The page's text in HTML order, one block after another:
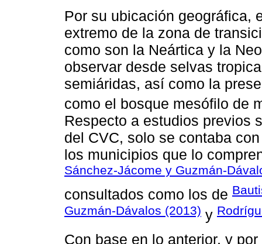
Por su ubicación geográfica,
extremo de la zona de
como son la Neártica y la
observar desde selvas
semiáridas, así como la
como el bosque mesófilo de
Respecto a estudios previos
del CVC, solo se contaba
los municipios que lo
Sánchez-Jácome y Guzmán-
consultados como los de
Guzmán-Dávalos (2013) y
Con base en lo anterior, y